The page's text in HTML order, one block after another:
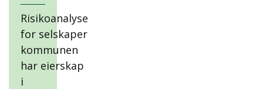
Risikoanalyse
for selskaper
kommunen
har eierskap
i